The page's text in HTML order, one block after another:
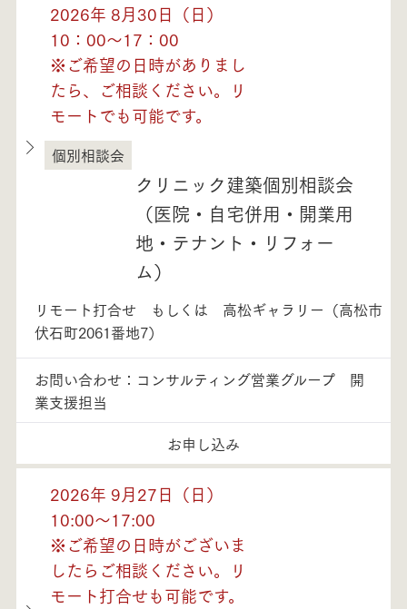
2026年 8月30日（日）
10：00～17：00
※ご希望の日時がありまし
たら、ご相談ください。リ
モートでも可能です。
徳島県
個別相談会
クリニック建築個別相談会
（医院・自宅併用・開業用
地・テナント・リフォー
ム）
リモート打合せ もしくは 高松ギャラリー（高松市
伏石町2061番地7）
お問い合わせ：コンサルティング営業グループ 開
業支援担当
お申し込み
2026年 9月27日（日）
10:00～17:00
※ご希望の日時がございま
したらご相談ください。リ
モート打合せも可能です。